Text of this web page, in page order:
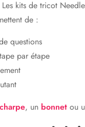
kits de tricot
de :
questions
par étape
, un bonnet ou